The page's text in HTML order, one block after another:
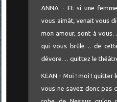
ANNA - Et si une
vous aimât, venait vous
mon amour, sont à
qui vous brûle… de
dévore… quittez le
KEAN - Moi ! moi !
vous ne savez donc pas